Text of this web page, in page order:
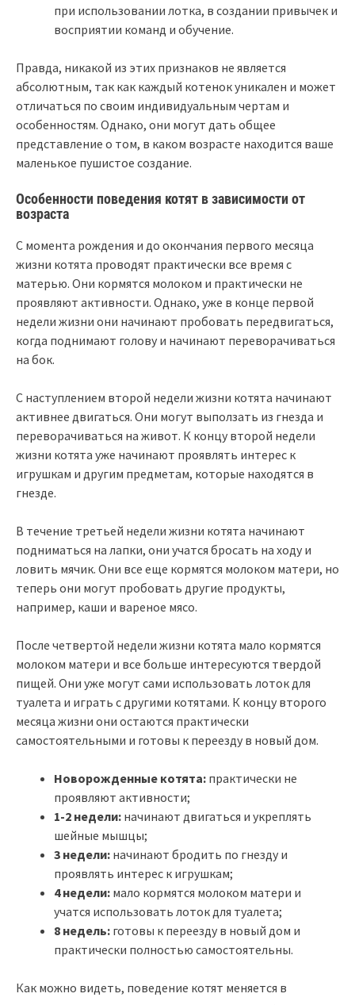
при использовании лотка, в создании привычек и
восприятии команд и обучение.
Правда, никакой из этих признаков не является
абсолютным, так как каждый котенок уникален и может
отличаться по своим индивидуальным чертам и
особенностям. Однако, они могут дать общее
представление о том, в каком возрасте находится ваше
маленькое пушистое создание.
Особенности поведения котят в зависимости от
возраста
С момента рождения и до окончания первого месяца
жизни котята проводят практически все время с
матерью. Они кормятся молоком и практически не
проявляют активности. Однако, уже в конце первой
недели жизни они начинают пробовать передвигаться,
когда поднимают голову и начинают переворачиваться
на бок.
С наступлением второй недели жизни котята начинают
активнее двигаться. Они могут выползать из гнезда и
переворачиваться на живот. К концу второй недели
жизни котята уже начинают проявлять интерес к
игрушкам и другим предметам, которые находятся в
гнезде.
В течение третьей недели жизни котята начинают
подниматься на лапки, они учатся бросать на ходу и
ловить мячик. Они все еще кормятся молоком матери, но
теперь они могут пробовать другие продукты,
например, каши и вареное мясо.
После четвертой недели жизни котята мало кормятся
молоком матери и все больше интересуются твердой
пищей. Они уже могут сами использовать лоток для
туалета и играть с другими котятами. К концу второго
месяца жизни они остаются практически
самостоятельными и готовы к переезду в новый дом.
Новорожденные котята: практически не
проявляют активности;
1-2 недели: начинают двигаться и укреплять
шейные мышцы;
3 недели: начинают бродить по гнезду и
проявлять интерес к игрушкам;
4 недели: мало кормятся молоком матери и
учатся использовать лоток для туалета;
8 недель: готовы к переезду в новый дом и
практически полностью самостоятельны.
Как можно видеть, поведение котят меняется в